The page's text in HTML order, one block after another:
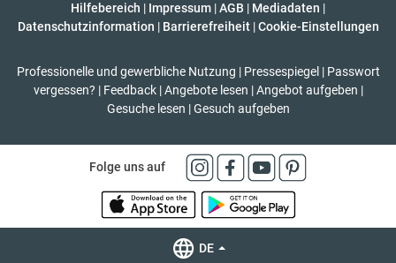
Hilfebereich | Impressum |AGB | Mediadaten |
Datenschutzinformation | Barrierefreiheit | Cookie-Einstellungen
Professionelle und gewerbliche Nutzung | Pressespiegel | Passwort
vergessen? | Feedback | Angebote lesen | Angebot aufgeben |
Gesuche lesen | Gesuch aufgeben
Folge uns auf
DE